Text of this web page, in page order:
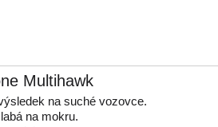
Multihawk
na suché vozovce.
na mokru.